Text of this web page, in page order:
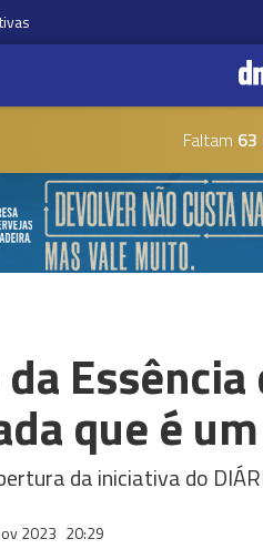
Faltam 63
que é
da iniciativa do
2023 20:29